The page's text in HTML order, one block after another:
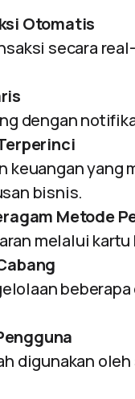
Otomatis
secara
dengan
keuangan yang
bisnis.
Metode
melalui
digunakan